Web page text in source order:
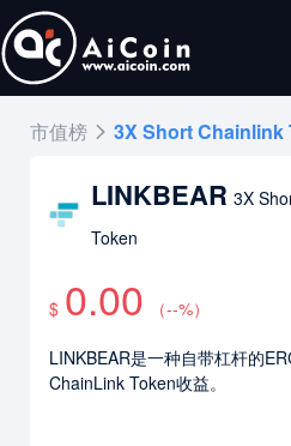
市值榜 3X Short Chainlink
LINKBEAR 3X
Token
$ 0.00 （--%）
LINKBEAR是一种自带杠杆的
ChainLink Token收益。